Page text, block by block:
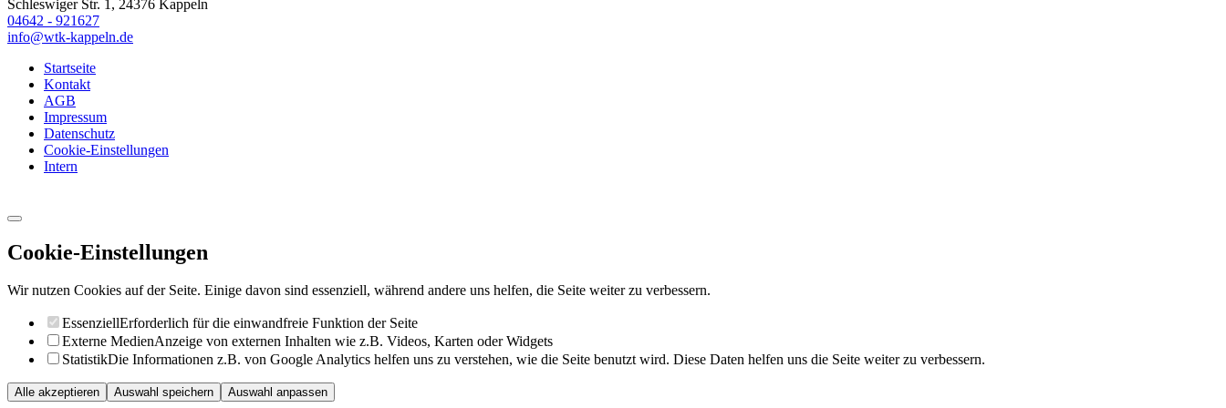
Schleswiger Str. 1, 24376 Kappeln
04642 - 921627
info@wtk-kappeln.de
Startseite
Kontakt
AGB
Impressum
Datenschutz
Cookie-Einstellungen
Intern
Cookie-Einstellungen
Wir nutzen Cookies auf der Seite. Einige davon sind essenziell, während andere uns helfen, die Seite weiter zu verbessern.
EssenziellErforderlich für die einwandfreie Funktion der Seite
Externe MedienAnzeige von externen Inhalten wie z.B. Videos, Karten oder Widgets
StatistikDie Informationen z.B. von Google Analytics helfen uns zu verstehen, wie die Seite benutzt wird. Diese Daten helfen uns die Seite weiter zu verbessern.
Alle akzeptieren Auswahl speichern Auswahl anpassen